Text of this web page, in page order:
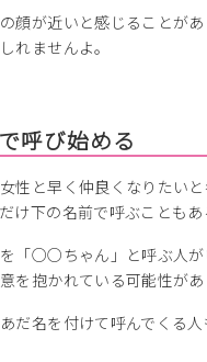
顔が近いと感じることが
れませんよ。
呼び始める
性と早く仲良くなりたい
け下の名前で呼ぶこともあ
「○○ちゃん」と呼ぶ人が
を抱かれている可能性があ
だ名を付けて呼んでくる